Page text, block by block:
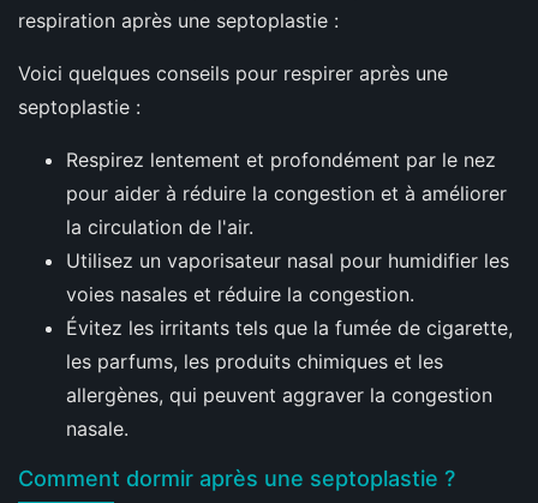
respiration après une septoplastie :
Voici quelques conseils pour respirer après une
septoplastie :
Respirez lentement et profondément par le nez
pour aider à réduire la congestion et à améliorer
la circulation de l'air.
Utilisez un vaporisateur nasal pour humidifier les
voies nasales et réduire la congestion.
Évitez les irritants tels que la fumée de cigarette,
les parfums, les produits chimiques et les
allergènes, qui peuvent aggraver la congestion
nasale.
Comment dormir après une septoplastie ?